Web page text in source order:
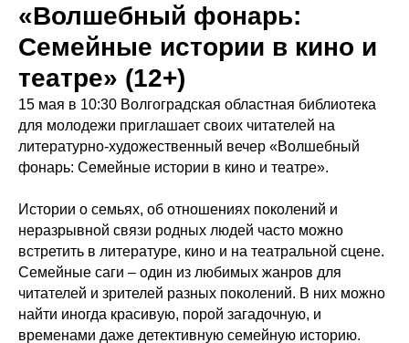
«Волшебный фонарь:
Семейные истории в кино и
театре» (12+)
15 мая в 10:30 Волгоградская областная библиотека
для молодежи приглашает своих читателей на
литературно-художественный вечер «Волшебный
фонарь: Семейные истории в кино и театре».
Истории о семьях, об отношениях поколений и
неразрывной связи родных людей часто можно
встретить в литературе, кино и на театральной сцене.
Семейные саги – один из любимых жанров для
читателей и зрителей разных поколений. В них можно
найти иногда красивую, порой загадочную, и
временами даже детективную семейную историю.